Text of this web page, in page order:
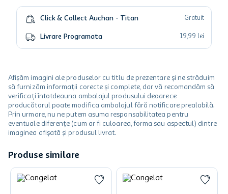
Click & Collect Auchan - Titan Gratuit
Livrare Programata 19,99 lei
Afișăm imagini ale produselor cu titlu de prezentare și ne străduim
să furnizăm informații corecte și complete, dar vă recomandăm să
verificați întotdeauna ambalajul produsului deoarece
producătorul poate modifica ambalajul fără notificare prealabilă.
Prin urmare, nu ne putem asuma responsabilitatea pentru
eventuale diferențe (cum ar fi culoarea, forma sau aspectul) dintre
imaginea afișată și produsul livrat.
Produse similare